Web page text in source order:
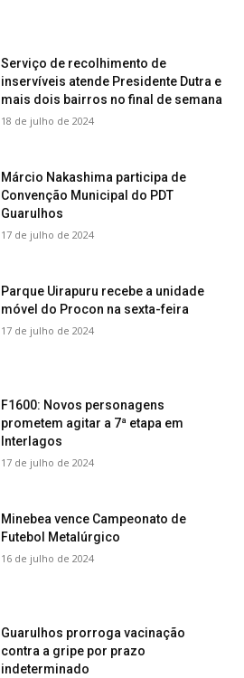
Serviço de recolhimento de
inservíveis atende Presidente Dutra e
mais dois bairros no final de semana
18 de julho de 2024
Márcio Nakashima participa de
Convenção Municipal do PDT
Guarulhos
17 de julho de 2024
Parque Uirapuru recebe a unidade
móvel do Procon na sexta-feira
17 de julho de 2024
F1600: Novos personagens
prometem agitar a 7ª etapa em
Interlagos
17 de julho de 2024
Minebea vence Campeonato de
Futebol Metalúrgico
16 de julho de 2024
Guarulhos prorroga vacinação
contra a gripe por prazo
indeterminado